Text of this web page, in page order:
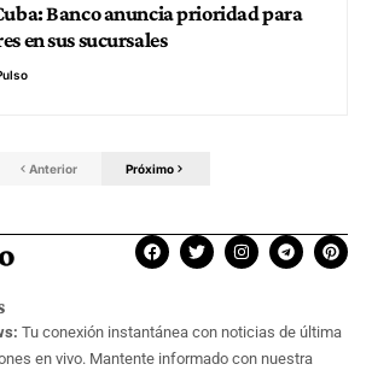
Banco anuncia prioridad para
en sus sucursales
Anterior Próximo
Tu conexión instantánea con noticias de última
en vivo. Mantente informado con nuestra